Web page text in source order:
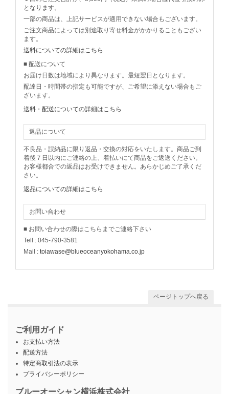
となります。
一部の商品は、上記サービスが適用できない場合もございます。
ご注文商品によっては別途取り寄せ料金がかかりることもござい
ます。
送料についての詳細はこちら
■ 配送について
お届け日数は地域により異なります。最短翌日となります。
配達日・時間帯の指定も可能ですが、ご希望に添えない場合もご
ざいます。
送料・配送についての詳細はこちら
返品について
不良品・誤納品に限り返品・交換の対応をいたします。商品ご到
着後７日以内にご連絡の上、着払いにて商品をご返送ください。
お客様都合での返品はお受けできません。あらかじめご了承くだ
さい。
返品についての詳細はこちら
お問い合わせ
■ お問い合わせの際はこちらまでご連絡下さい
Tell : 045-790-3581
Mail : toiawase@blueoceanyokohama.co.jp
ページトップへ戻る
ご利用ガイド
お支払い方法
配送方法
特定商取引法の表示
プライバシーポリシー
ブルーオーシャン横浜株式会社